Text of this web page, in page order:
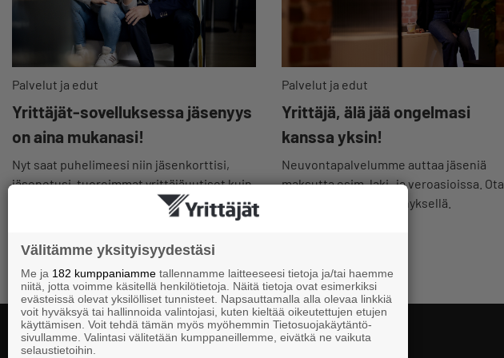
Palvelut ja edut
Yrittäjät-sovelluksessa jäsenyys
on aina mukanasi!
Nyt saat puhelimeesi niin jäsenkorttisi,
jäsenetusi, tuoreimmat yrittäjäuutiset kuin
myös hyödylliset koulutukset sekä
kiinnostavimmat tapahtumat.
Palvelut ja edut
Yrittäjä, älä jää ongelmasi
kanssa yksin!
Neuvontapalvelumme auttaa jäseniä
maksutta esim. laki- ja veroasioissa. Ota
yhteyttä matalalla kynnyksellä.
Välitämme yksityisyydestäsi
Me ja 182 kumppaniamme tallennamme laitteeseesi tietoja ja/tai haemme
niitä, jotta voimme käsitellä henkilötietoja. Näitä tietoja ovat esimerkiksi
evästeissä olevat yksilölliset tunnisteet. Napsauttamalla alla olevaa linkkiä
voit hyväksyä tai hallinnoida valintojasi, kuten kieltää oikeutettujen etujen
käyttämisen. Voit tehdä tämän myös myöhemmin Tietosuojakäytäntö-
sivullamme. Valintasi välitetään kumppaneillemme, eivätkä ne vaikuta
selaustietoihin.